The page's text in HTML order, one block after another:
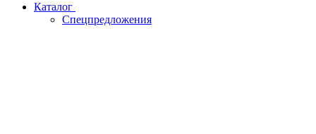
Каталог
Спецпредложения